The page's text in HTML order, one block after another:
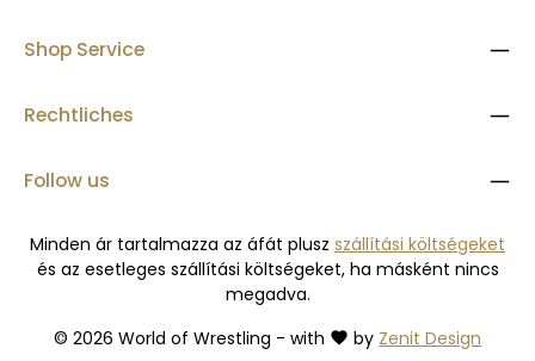
Shop Service
Rechtliches
Follow us
© 2026 World of Wrestling - with by Zenit Design
Minden ár tartalmazza az áfát plusz szállítási költségeket
és az esetleges szállítási költségeket, ha másként nincs
megadva.